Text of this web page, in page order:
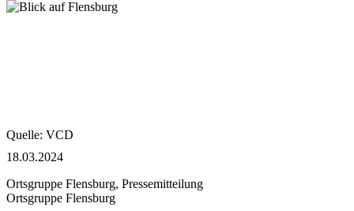
Quelle: VCD
18.03.2024
Ortsgruppe Flensburg, Pressemitteilung
Ortsgruppe Flensburg